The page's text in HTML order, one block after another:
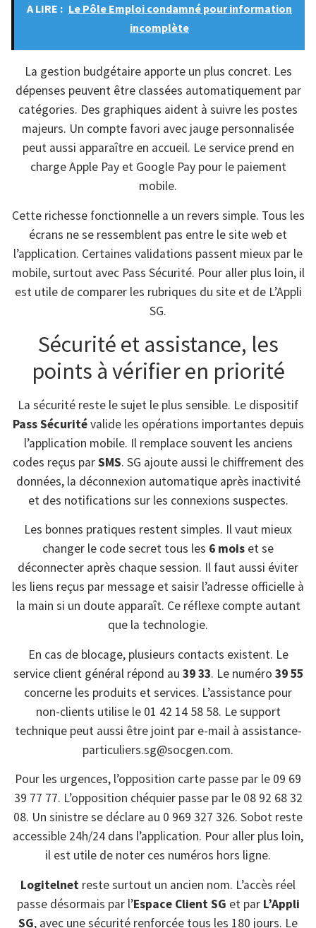
A LIRE : Le Pôle Emploi condamné pour information
incomplète
La gestion budgétaire apporte un plus concret. Les
dépenses peuvent être classées automatiquement par
catégories. Des graphiques aident à suivre les postes
majeurs. Un compte favori avec jauge personnalisée
peut aussi apparaître en accueil. Le service prend en
charge Apple Pay et Google Pay pour le paiement
mobile.
Cette richesse fonctionnelle a un revers simple. Tous les
écrans ne se ressemblent pas entre le site web et
l’application. Certaines validations passent mieux par le
mobile, surtout avec Pass Sécurité. Pour aller plus loin, il
est utile de comparer les rubriques du site et de L’Appli
SG.
Sécurité et assistance, les
points à vérifier en priorité
La sécurité reste le sujet le plus sensible. Le dispositif
Pass Sécuritévalide les opérations importantes depuis
l’application mobile. Il remplace souvent les anciens
codes reçus parSMS. SG ajoute aussi le chiffrement des
données, la déconnexion automatique après inactivité
et des notifications sur les connexions suspectes.
Les bonnes pratiques restent simples. Il vaut mieux
changer le code secret tous les 6 mois et se
déconnecter après chaque session. Il faut aussi éviter
les liens reçus par message et saisir l’adresse officielle à
la main si un doute apparaît. Ce réflexe compte autant
que la technologie.
En cas de blocage, plusieurs contacts existent. Le
service client général répond au 39 33. Le numéro 39 55
concerne les produits et services. L’assistance pour
non-clients utilise le 01 42 14 58 58. Le support
technique peut aussi être joint par e-mail à assistance-
particuliers.sg@socgen.com.
Pour les urgences, l’opposition carte passe par le 09 69
39 77 77. L’opposition chéquier passe par le 08 92 68 32
08. Un sinistre se déclare au 0 969 327 326. Sobot reste
accessible 24h/24 dans l’application. Pour aller plus loin,
il est utile de noter ces numéros hors ligne.
Logitelnet reste surtout un ancien nom. L’accès réel
passe désormais par l’Espace Client SG et par L’Appli
SG, avec une sécurité renforcée tous les 180 jours. Le